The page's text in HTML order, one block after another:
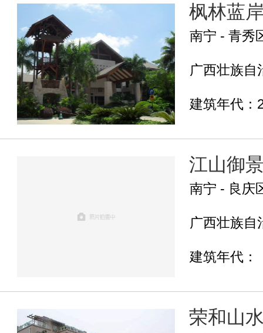
枫林蓝
南宁 - 青秀
广西壮族自
建筑年代：
江山御
南宁 - 良庆
广西壮族自
建筑年代：
荣和山